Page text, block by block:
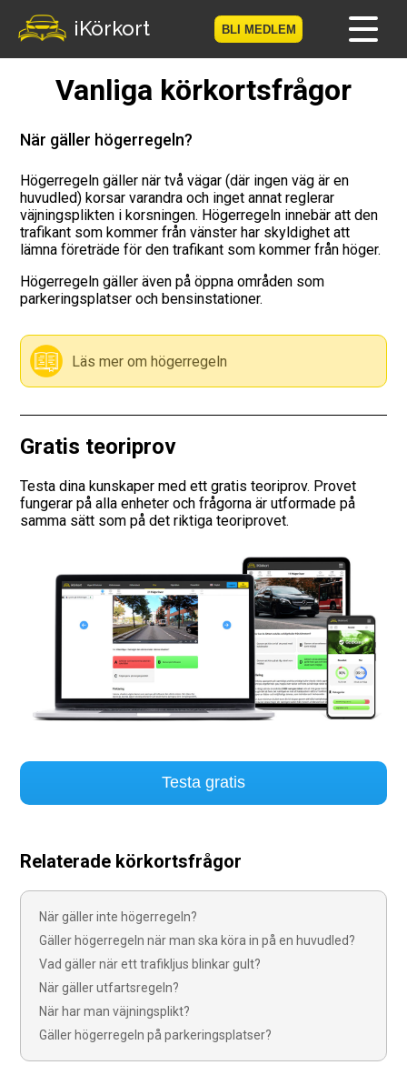
iKörkort BLI MEDLEM
Hem
Bli medlem
Logga in
Prov
Körkortsteori
Vägmärken
Hitta trafikskola
Presentkort
Language
Vanliga körkortsfrågor
När gäller högerregeln?
Högerregeln gäller när två vägar (där ingen väg är en
huvudled) korsar varandra och inget annat reglerar
väjningsplikten i korsningen. Högerregeln innebär att den
trafikant som kommer från vänster har skyldighet att
lämna företräde för den trafikant som kommer från höger.
Högerregeln gäller även på öppna områden som
parkeringsplatser och bensinstationer.
Läs mer om högerregeln
Gratis teoriprov
Testa dina kunskaper med ett gratis teoriprov. Provet
fungerar på alla enheter och frågorna är utformade på
samma sätt som på det riktiga teoriprovet.
Testa gratis
Relaterade körkortsfrågor
När gäller inte högerregeln?
Gäller högerregeln när man ska köra in på en huvudled?
Vad gäller när ett trafikljus blinkar gult?
När gäller utfartsregeln?
När har man väjningsplikt?
Gäller högerregeln på parkeringsplatser?